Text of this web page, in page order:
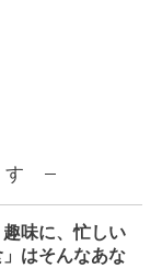
味に、忙しい
はそんなあな